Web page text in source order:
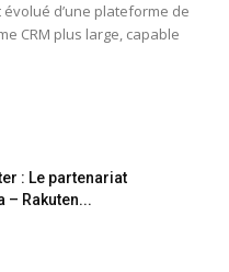
d’une plateforme de
CRM plus large, capable
: Le partenariat
– Rakuten...